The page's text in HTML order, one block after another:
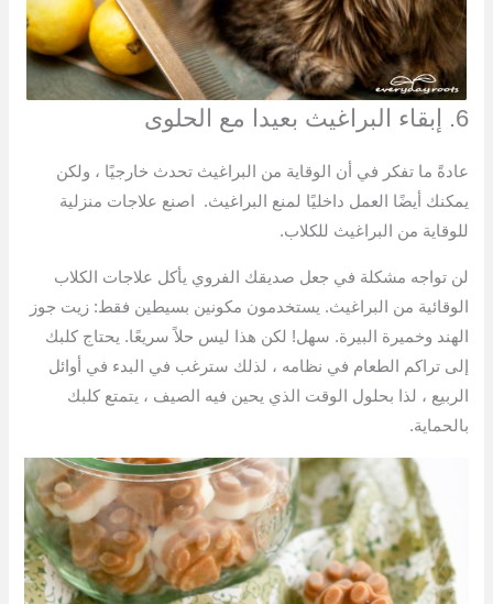
6. إبقاء البراغيث بعيدا مع الحلوى
عادةً ما تفكر في أن الوقاية من البراغيث تحدث خارجيًا ، ولكن
يمكنك أيضًا العمل داخليًا لمنع البراغيث. اصنع علاجات منزلية
للوقاية من البراغيث للكلاب.
لن تواجه مشكلة في جعل صديقك الفروي يأكل علاجات الكلاب
الوقائية من البراغيث. يستخدمون مكونين بسيطين فقط: زيت جوز
الهند وخميرة البيرة. سهل! لكن هذا ليس حلاً سريعًا. يحتاج كلبك
إلى تراكم الطعام في نظامه ، لذلك سترغب في البدء في أوائل
الربيع ، لذا بحلول الوقت الذي يحين فيه الصيف ، يتمتع كلبك
بالحماية.